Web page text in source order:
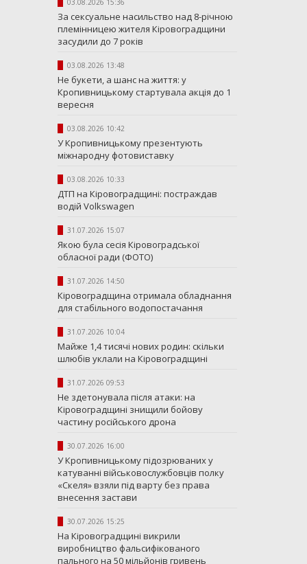
03.08.2026 15:36
За сексуальне насильство над 8-річною
племінницею жителя Кіровоградщини
засудили до 7 років
03.08.2026 13:48
Не букети, а шанс на життя: у
Кропивницькому стартувала акція до 1
вересня
03.08.2026 10:42
У Кропивницькому презентують
міжнародну фотовиставку
03.08.2026 10:33
ДТП на Кіровоградщині: постраждав
водій Volkswagen
31.07.2026 15:07
Якою була сесія Кіровоградської
обласної ради (ФОТО)
31.07.2026 14:50
Кіровоградщина отримала обладнання
для стабільного водопостачання
31.07.2026 10:04
Майже 1,4 тисячі нових родин: скільки
шлюбів уклали на Кіровоградщині
31.07.2026 09:53
Не здетонувала після атаки: на
Кіровоградщині знищили бойову
частину російського дрона
30.07.2026 16:00
У Кропивницькому підозрюваних у
катуванні військовослужбовців полку
«Скеля» взяли під варту без права
внесення застави
30.07.2026 15:25
На Кіровоградщині викрили
виробництво фальсифікованого
пального на 50 мільйонів гривень